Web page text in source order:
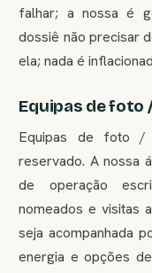
falhar; a nossa é
dossiê não precisar
ela; nada é
Equipas de foto
Equipas de foto /
reservado. A nossa
de operação
nomeados e visitas
seja acompanhada
energia e opções